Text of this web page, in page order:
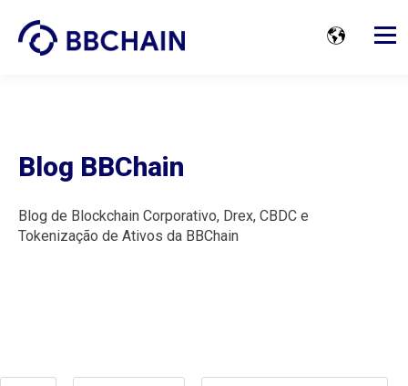
Blog BBChain
Blog de Blockchain Corporativo, Drex, CBDC e
Tokenização de Ativos da BBChain